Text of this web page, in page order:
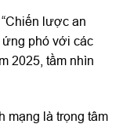
lược an
ứng phó với các
2025, tầm nhìn
mạng là trọng tâm